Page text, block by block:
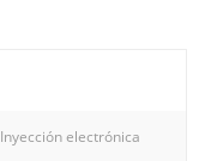
Inyección electrónica